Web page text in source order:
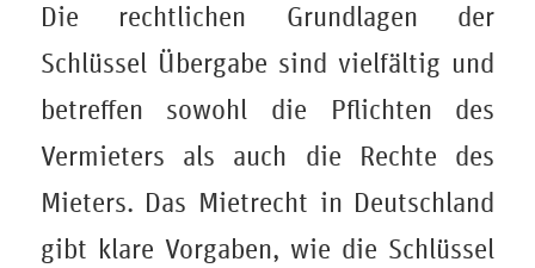
Die rechtlichen Grundlagen der
Schlüssel Übergabe sind vielfältig und
betreffen sowohl die Pflichten des
Vermieters als auch die Rechte des
Mieters. Das Mietrecht in Deutschland
gibt klare Vorgaben, wie die Schlüssel